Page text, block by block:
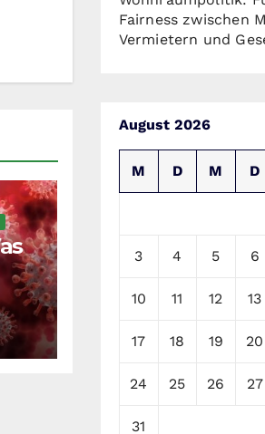
Fairness zwischen
Vermietern und
August 2026
M D M D
3 4 5 6
10 11 12 13
17 18 19 20
24 25 26 27
31